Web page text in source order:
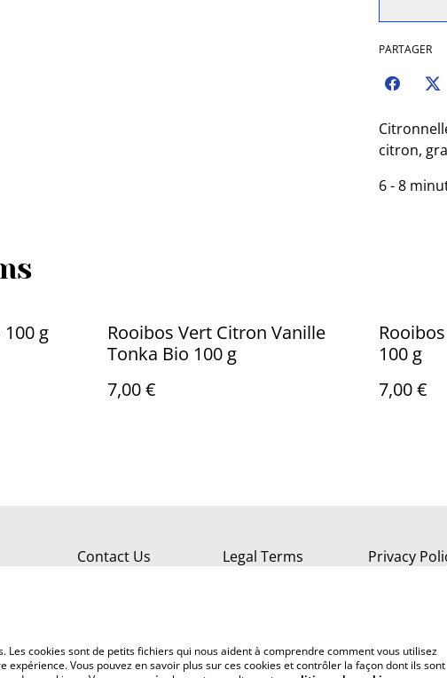
PARTAGER
citron,
6 - 8
g
Rooibos Vert Citron Vanille
Tonka Bio 100 g
7,00 €
100 g
7,00 €
Contact Us Legal Terms Privacy
Les cookies sont de petits fichiers qui nous aident à comprendre comment vous utilisez
expérience. Vous pouvez en savoir plus sur ces cookies et contrôler la façon dont ils sont